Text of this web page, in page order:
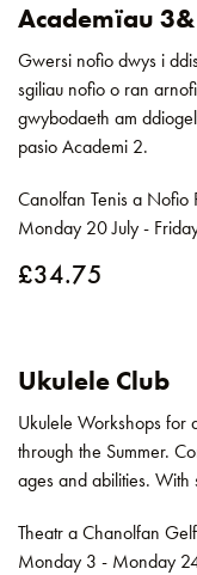
Academïau
Gwersi nofio dwys i
sgiliau nofio o ran
gwybodaeth am
pasio Academi 2.
Canolfan Tenis a Nofio
Monday 20 July -
£34.75
Ukulele Club
Ukulele Workshops for
through the Summer.
ages and abilities.
Theatr a Chanolfan
Monday 3 - Monday